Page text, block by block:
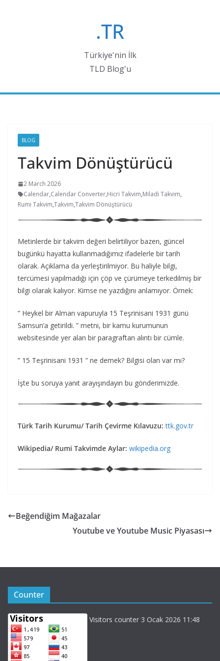
.TR
Türkiye'nin İlk
TLD Blog'u
BLOG
Takvim Dönüştürücü
2 March 2026
Calendar,Calendar Converter,Hicri Takvim,Miladi Takvim,
Rumi Takvim,Takvim,Takvim Dönüştürücü
Metinlerde bir takvim değeri belirtiliyor bazen, güncel
bugünkü hayatta kullanmadığımız ifadelerle bir tarih
olarak. Açıklama da yerleştirilmiyor. Bu haliyle bilgi,
tercümesi yapılmadığı için çöp ve çürümeye terkedilmiş bir
bilgi olarak kalıyor. Kimse ne yazdığını anlamıyor. Örnek:
” Heykel bir Alman vapuruyla 15 Teşrinisani 1931 günü
Samsun’a getirildi. ” metni, bir kamu kurumunun
websitesinde yer alan bir paragraftan alıntı bir cümle.
” 15 Teşrinisani 1931 ” ne demek? Bilgisi olan var mı?
İşte bu soruya yanıt arayışındayın bu gönderimizde.
Türk Tarih Kurumu/ Tarih Çevirme Kılavuzu: ttk.gov.tr
Wikipedia/ Rumi Takvimde Aylar: wikipedia.org
Beğendiğim Mağazalar
Youtube ve Youtube Music Piyasası
Counter
Visitors counter 3 Ocak 2026 11:48